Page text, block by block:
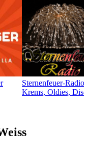
Sternenfeuer-Radio
Krems, Oldies,